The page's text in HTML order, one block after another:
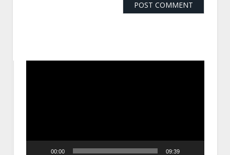
00:00 09:39